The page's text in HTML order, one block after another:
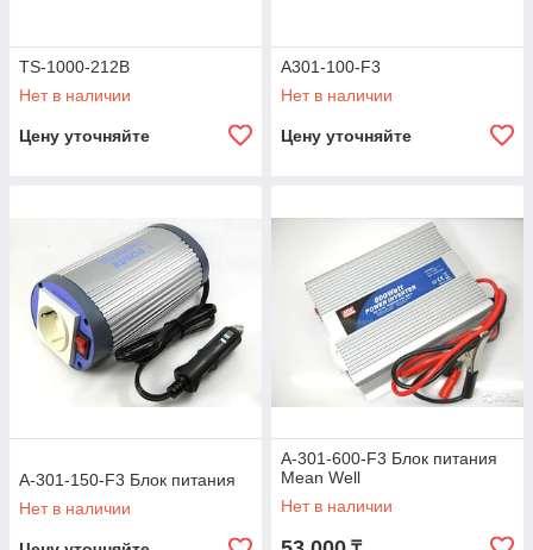
TS-1000-212B
Нет в наличии
Цену уточняйте
A301-100-F3
Нет в наличии
Цену уточняйте
A-301-150-F3 Блок питания
Нет в наличии
A-301-600-F3 Блок питания
Mean Well
Нет в наличии